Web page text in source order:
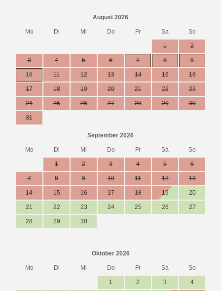
August 2026
Mo Di Mi Do Fr Sa So
1 2
3 4 5 6 7 8 9
10 11 12 13 14 15 16
17 18 19 20 21 22 23
24 25 26 27 28 29 30
31
September 2026
Mo Di Mi Do Fr Sa So
1 2 3 4 5 6
7 8 9 10 11 12 13
14 15 16 17 18 19 20
21 22 23 24 25 26 27
28 29 30
Oktober 2026
Mo Di Mi Do Fr Sa So
1 2 3 4